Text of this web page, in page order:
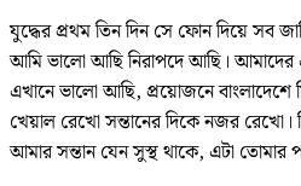
যুদ্ধের প্রথম তিন দিন সে ফোন দিয়ে সব
আমি ভালো আছি নিরাপদে আছি।
এখানে ভালো আছি, প্রয়োজনে
খেয়াল রেখো সন্তানের দিকে নজর
আমার সন্তান যেন সুস্থ থাকে, এটা তোমার